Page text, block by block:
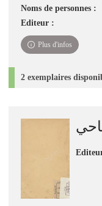
Noms de personnes :
Editeur :
Plus d'infos
2 exemplaires